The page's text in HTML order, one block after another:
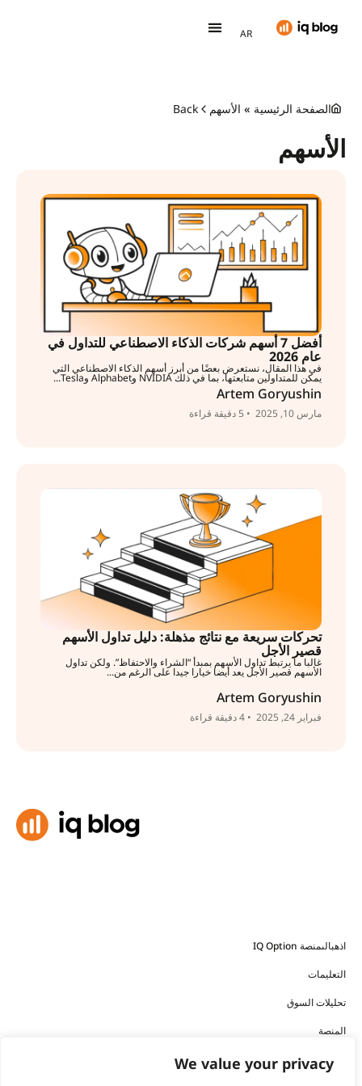
We value your privacy
AR
TH
الصفحة الرئيسية » الأسهم
الأسهم
أفضل 7 أسهم شركات الذكاء الاصطناعي للتداول في
عام 2026
في هذا المقال، نستعرض بعضًا من أبرز أسهم الذكاء الاصطناعي التي
يمكن للمتداولين متابعتها، بما في ذلك NVIDIA وAlphabet وTesla...
Artem Goryushin
مارس 10, 2025 • 5 دقيقة قراءة
تحركات سريعة مع نتائج مذهلة: دليل تداول الأسهم
قصير الأجل
غالبا ما يرتبط تداول الأسهم بمبدأ “الشراء والاحتفاظ”. ولكن تداول
الأسهم قصير الأجل يعد أيضا خيارا جيدا على الرغم من...
Artem Goryushin
فبراير 24, 2025 • 4 دقيقة قراءة
اذهبالىمنصة IQ Option
التعليمات
تحليلات السوق
المنصة
تنزيلالتطبيق